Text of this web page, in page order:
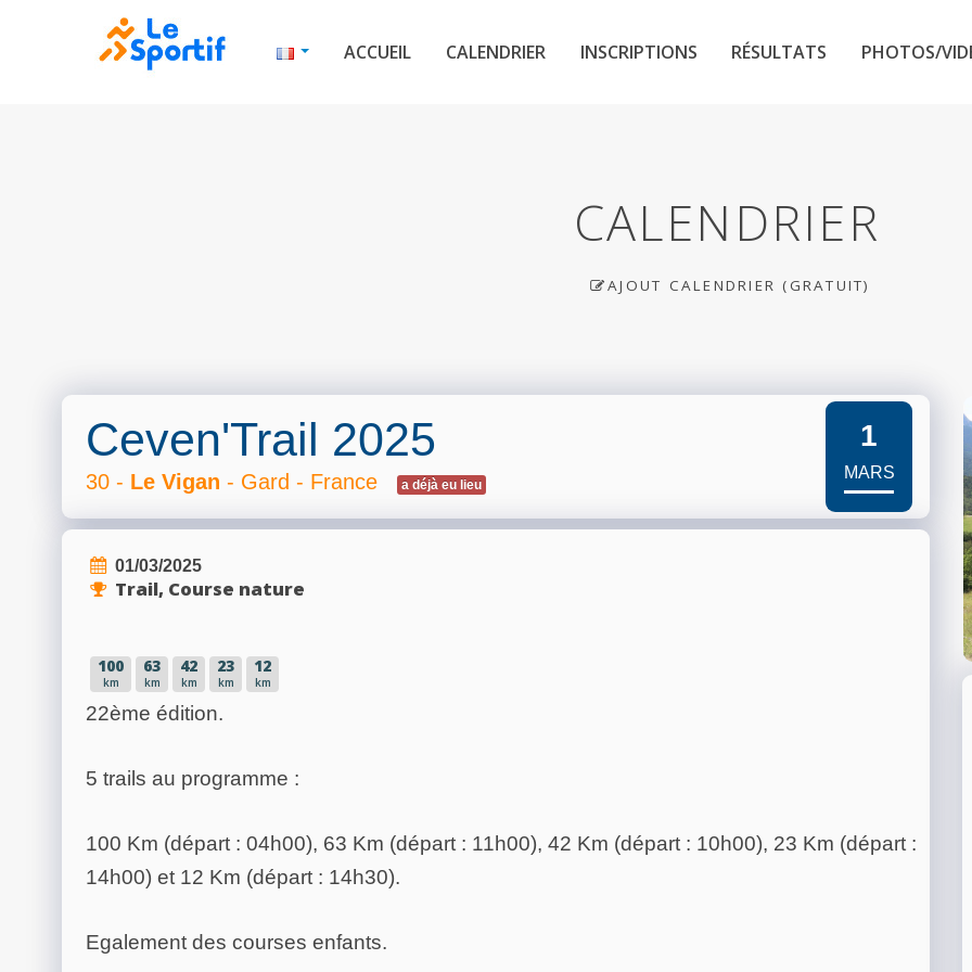
ACCUEIL CALENDRIER INSCRIPTIONS RÉSULTATS PHOTOS/
CALENDRIER
AJOUT CALENDRIER (GRATUIT)
Ceven'Trail 2025
30 - Le Vigan - Gard - France a déjà eu lieu
1
MARS
01/03/2025
Trail, Course nature
100
km
63
km
42
km
23
km
12
km
22ème édition.
5 trails au programme :
100 Km (départ : 04h00), 63 Km (départ : 11h00), 42 Km (départ : 10h00), 23 Km (départ :
14h00) et 12 Km (départ : 14h30).
Egalement des courses enfants.